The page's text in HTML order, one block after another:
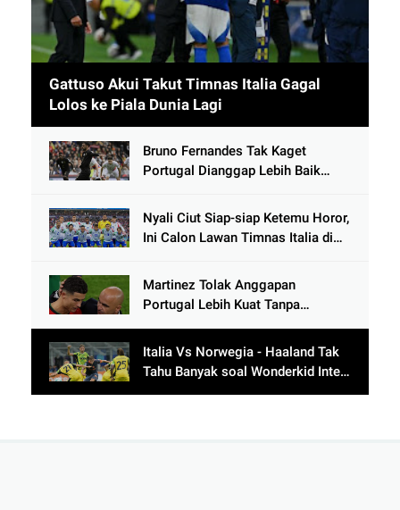
Gattuso Akui Takut Timnas Italia Gagal
Lolos ke Piala Dunia Lagi
Bruno Fernandes Tak Kaget
Portugal Dianggap Lebih Baik
Cetak 9 Gol
Nyali Ciut Siap-siap Ketemu Horor,
Ini Calon Lawan Timnas Italia di
Martinez Tolak Anggapan
Portugal Lebih Kuat Tanpa
di Bawah Thailand
Italia Vs Norwegia - Haaland Tak
Tahu Banyak soal Wonderkid Inter
Milan